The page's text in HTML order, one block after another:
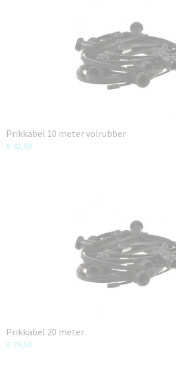
Prikkabel 10 meter volrubber
€ 42,50
Prikkabel 20 meter
€ 79,50